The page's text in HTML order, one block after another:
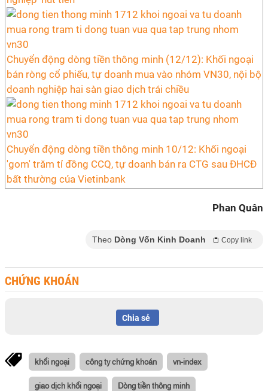
Chuyển động dòng tiền thông minh (12/12): Khối ngoại
bán ròng cổ phiếu, tự doanh mua vào nhóm VN30, nội bộ
doanh nghiệp hai sàn giao dịch trái chiều
Chuyển động dòng tiền thông minh 10/12: Khối ngoại
'gom' trăm tỉ đồng CCQ, tự doanh bán ra CTG sau ĐHCĐ
bất thường của Vietinbank
Phan Quân
Theo Dòng Vốn Kinh Doanh Copy link
CHỨNG KHOÁN
Chia sẻ
khối ngoại công ty chứng khoán vn-index
giao dịch khối ngoại Dòng tiền thông minh